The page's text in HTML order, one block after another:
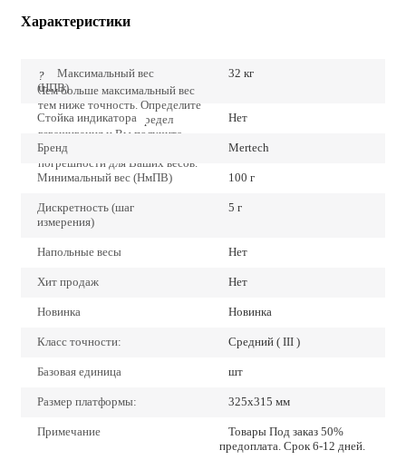
Характеристики
?
Чем больше максимальный вес
тем ниже точность. Определите
точно наибольший предел
взвешивания и Вы получите
наиболее низкие значения
погрешности для Ваших весов.
Максимальный вес
(НПВ)
32 кг
Стойка индикатора Нет
Бренд Mertech
Минимальный вес (НмПВ) 100 г
Дискретность (шаг
измерения)
5 г
Напольные весы Нет
Хит продаж Нет
Новинка Новинка
Класс точности: Средний ( III )
Базовая единица шт
Размер платформы: 325х315 мм
Примечание
Товары Под заказ 50%
предоплата. Срок 6-12 дней.